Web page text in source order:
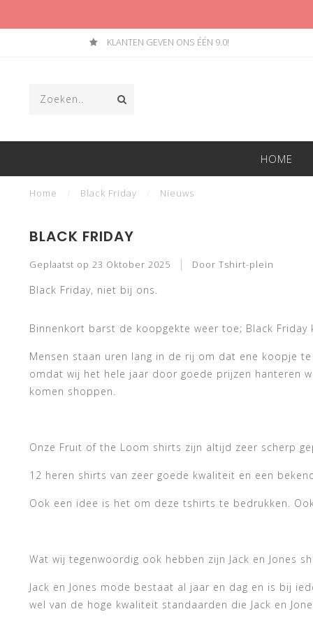
KLANTEN GEVEN ONS ÉÉN 9.0!
HOME
Home Black Friday Nieuws
BLACK FRIDAY
Geplaatst op 23 Oktober 2025 Door Tshirt-plein
Black Friday, niet bij ons.
Binnenkort barst de koopgekte weer toe; Black Friday
Mensen staan uren lang in de rij om dat ene koopje
omdat wij het hele jaar door goede prijzen hanteren
komen shoppen.
Onze Fruit of the Loom shirts zijn altijd zeer scherp
12 heren shirts van zeer goede kwaliteit en een
Ook een idee is het om deze tshirts te bedrukken.
Wat wij tegenwoordig ook hebben zijn Jack en Jones
Jack en Jones mode bestaat al jaar en dag en is bij
wel van de hoge kwaliteit standaarden die Jack en